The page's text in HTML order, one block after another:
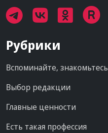
Рубрики
Вспоминайте, знакомьтесь
Выбор редакции
Главные ценности
Есть такая профессия